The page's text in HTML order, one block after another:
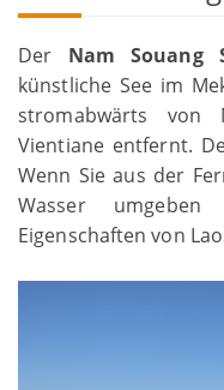
Der Nam Souang
künstliche See im
stromabwärts von
Vientiane entfernt.
Wenn Sie aus der
Wasser
Eigenschaften von